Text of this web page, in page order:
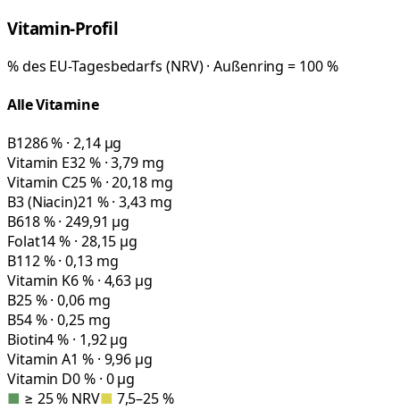
Vitamin-Profil
% des EU-Tagesbedarfs (NRV) · Außenring = 100 %
Alle Vitamine
B1286 % · 2,14 µg
Vitamin E32 % · 3,79 mg
Vitamin C25 % · 20,18 mg
B3 (Niacin)21 % · 3,43 mg
B618 % · 249,91 µg
Folat14 % · 28,15 µg
B112 % · 0,13 mg
Vitamin K6 % · 4,63 µg
B25 % · 0,06 mg
B54 % · 0,25 mg
Biotin4 % · 1,92 µg
Vitamin A1 % · 9,96 µg
Vitamin D0 % · 0 µg
■ ≥ 25 % NRV■ 7,5–25 %